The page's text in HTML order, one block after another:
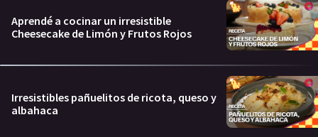
Aprendé a cocinar un irresistible
Cheesecake de Limón y Frutos Rojos
Irresistibles pañuelitos de ricota, queso y
albahaca